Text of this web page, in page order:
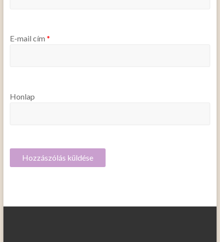
E-mail cím *
Honlap